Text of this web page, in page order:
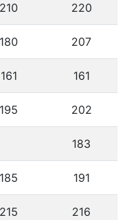
210 220
180 207
161 161
195 202
183
185 191
215 216